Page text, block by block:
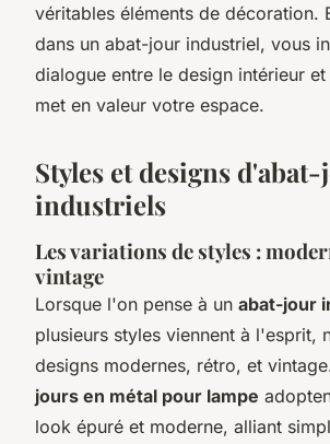
véritables éléments de décoration.
dans un abat-jour industriel, vous
dialogue entre le design intérieur
met en valeur votre espace.
Styles et designs
industriels
Les variations de styles :
vintage
Lorsque l'on pense à un abat-jour
plusieurs styles viennent à l'esprit,
designs modernes, rétro, et
jours en métal pour lampe
look épuré et moderne, alliant